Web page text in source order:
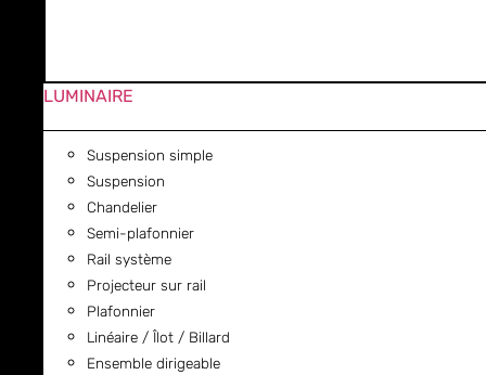
LUMINAIRE
Suspension simple
Suspension
Chandelier
Semi-plafonnier
Rail système
Projecteur sur rail
Plafonnier
Linéaire / Îlot / Billard
Ensemble dirigeable